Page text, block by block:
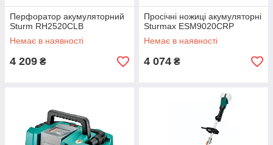
Перфоратор акумуляторний
Sturm RH2520CLB
Немає в наявності
4 209 ₴
Просічні ножиці акумуляторні
Sturmax ESM9020CRP
Немає в наявності
4 074 ₴